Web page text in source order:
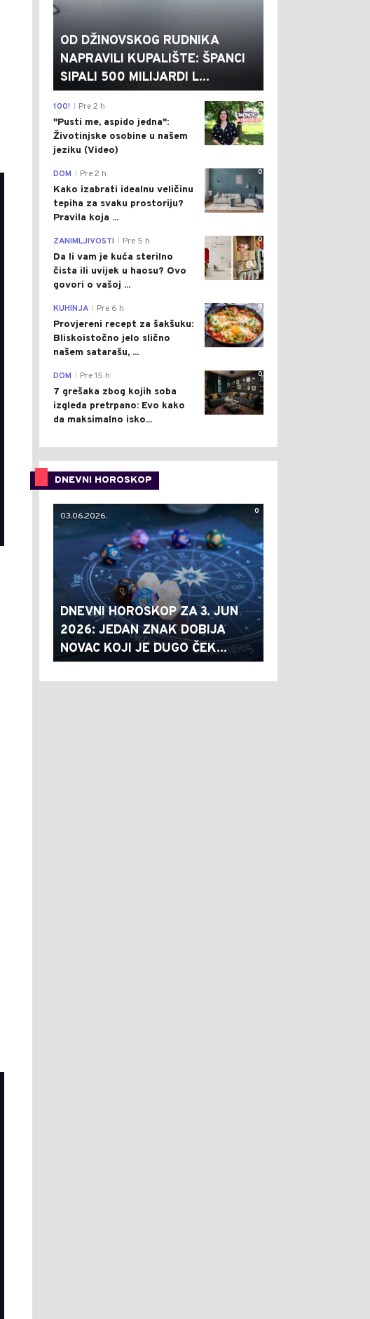
OD DŽINOVSKOG RUDNIKA
NAPRAVILI KUPALIŠTE: ŠPANCI
SIPALI 500 MILIJARDI L...
0
100! Pre 2 h
"Pusti me, aspido jedna":
Životinjske osobine u našem
jeziku (Video)
0
DOM Pre 2 h
Kako izabrati idealnu veličinu
tepiha za svaku prostoriju?
Pravila koja ...
0
ZANIMLJIVOSTI Pre 5 h
Da li vam je kuća sterilno
čista ili uvijek u haosu? Ovo
govori o vašoj ...
0
KUHINJA Pre 6 h
Provjereni recept za šakšuku:
Bliskoistočno jelo slično
našem satarašu, ...
0
DOM Pre 15 h
7 grešaka zbog kojih soba
izgleda pretrpano: Evo kako
da maksimalno isko...
DNEVNI HOROSKOP
0
03.06.2026.
DNEVNI HOROSKOP ZA 3. JUN
2026: JEDAN ZNAK DOBIJA
NOVAC KOJI JE DUGO ČEK...